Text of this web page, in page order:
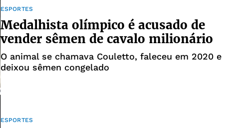
ESPORTES
Medalhista olímpico é acusado de
vender sêmen de cavalo milionário
O animal se chamava Couletto, faleceu em 2020 e
deixou sêmen congelado
ESPORTES